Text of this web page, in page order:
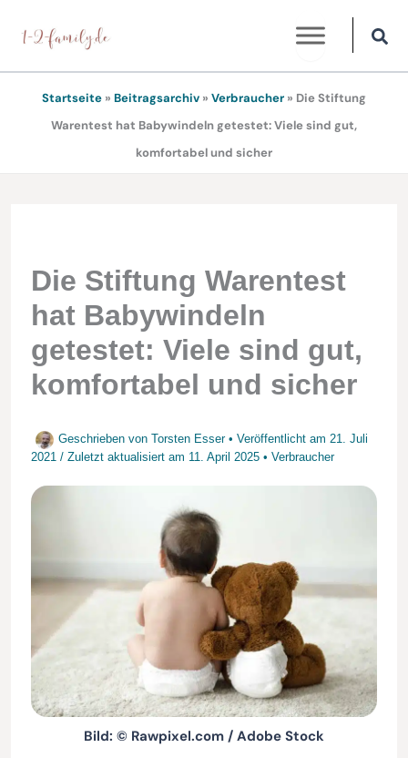
Inhalt
springen
Startseite » Beitragsarchiv » Verbraucher » Die Stiftung
Warentest hat Babywindeln getestet: Viele sind gut,
komfortabel und sicher
Die Stiftung Warentest
hat Babywindeln
getestet: Viele sind gut,
komfortabel und sicher
Geschrieben von Torsten Esser • Veröffentlicht am 21. Juli
2021 / Zuletzt aktualisiert am 11. April 2025• Verbraucher
Bild: © Rawpixel.com / Adobe Stock